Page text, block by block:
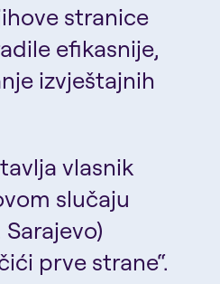
stranice
efikasnije,
izvještajnih
vlasnik
slučaju
prve strane“.